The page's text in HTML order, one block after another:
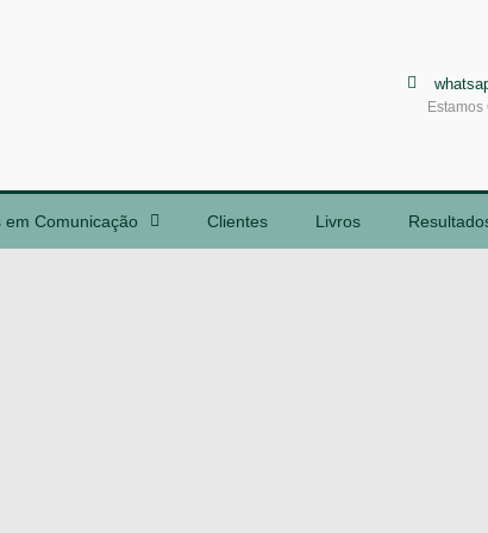
Estamos
em Comunicação Clientes Livros